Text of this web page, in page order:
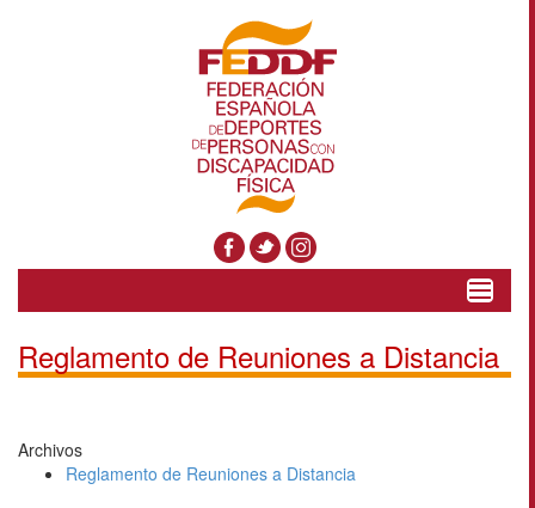
Toggle
Reglamento de Reuniones a Distancia
Archivos
Reglamento de Reuniones a Distancia